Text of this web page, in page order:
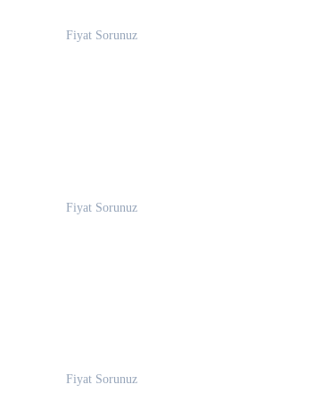
Fiyat Sorunuz
Fiyat Sorunuz
Fiyat Sorunuz